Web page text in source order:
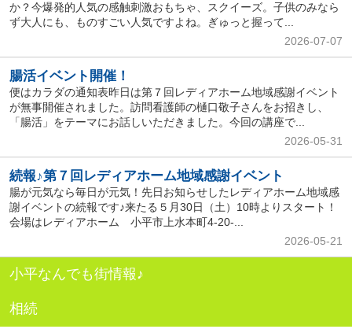
か？今爆発的人気の感触刺激おもちゃ、スクイーズ。子供のみなら
ず大人にも、ものすごい人気ですよね。ぎゅっと握って...
2026-07-07
腸活イベント開催！
便はカラダの通知表昨日は第７回レディアホーム地域感謝イベント
が無事開催されました。訪問看護師の樋口敬子さんをお招きし、
「腸活」をテーマにお話しいただきました。今回の講座で...
2026-05-31
続報♪第７回レディアホーム地域感謝イベント
腸が元気なら毎日が元気！先日お知らせしたレディアホーム地域感
謝イベントの続報です♪来たる５月30日（土）10時よりスタート！
会場はレディアホーム 小平市上水本町4-20-...
2026-05-21
小平なんでも街情報♪
相続